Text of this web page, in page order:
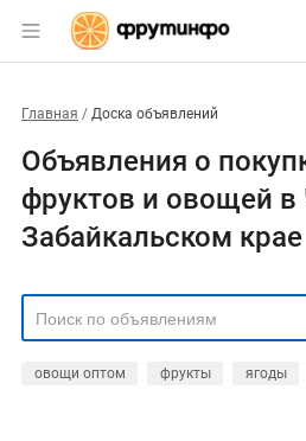
Главная Доска объявлений
Объявления о
фруктов и овощей в
Забайкальском крае
овощи оптом фрукты ягоды